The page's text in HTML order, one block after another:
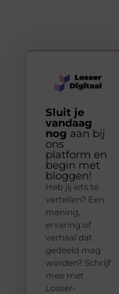
Sluit je
vandaag
nog aan bij
ons
platform en
begin met
bloggen!
Heb jij iets te
vertellen? Een
mening,
ervaring of
verhaal dat
gedeeld mag
worden? Schrijf
mee met
Losser-